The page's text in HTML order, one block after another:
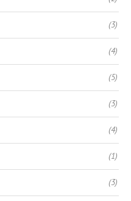
(3)
(4)
(5)
(3)
(4)
(1)
(3)